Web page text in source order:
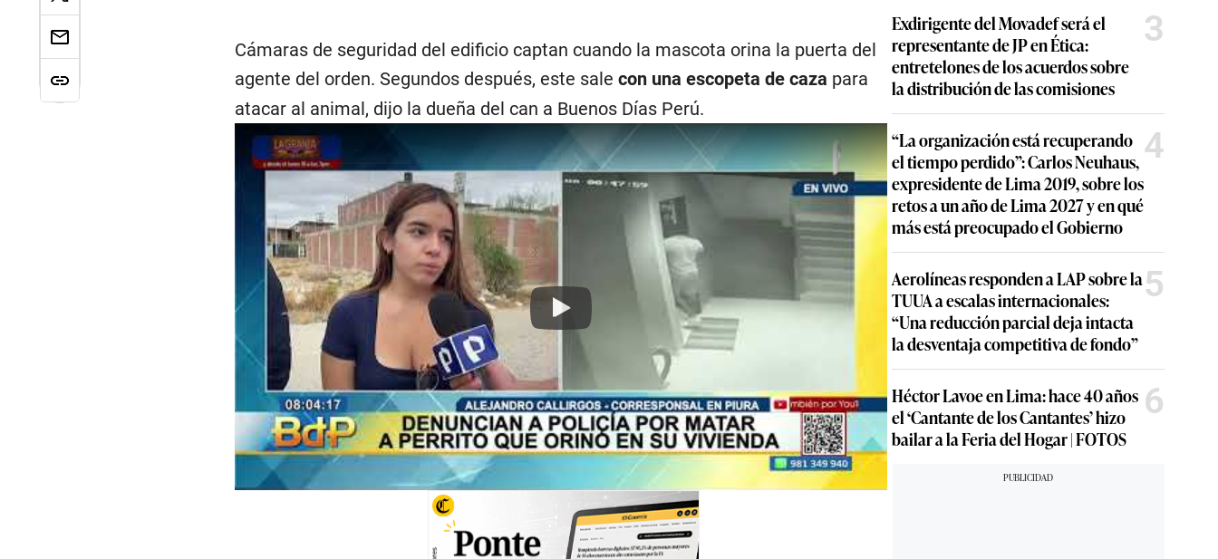
Cámaras de seguridad del edificio captan cuando la mascota orina la puerta del
agente del orden. Segundos después, este sale con una escopeta de caza para
atacar al animal, dijo la dueña del can a Buenos Días Perú.
Play
Exdirigente del Movadef será el
representante de JP en Ética:
entretelones de los acuerdos sobre
la distribución de las comisiones
3
“La organización está recuperando
el tiempo perdido”: Carlos Neuhaus,
expresidente de Lima 2019, sobre los
retos a un año de Lima 2027 y en qué
más está preocupado el Gobierno
4
Aerolíneas responden a LAP sobre la
TUUA a escalas internacionales:
“Una reducción parcial deja intacta
la desventaja competitiva de fondo”
5
Héctor Lavoe en Lima: hace 40 años
el ‘Cantante de los Cantantes’ hizo
bailar a la Feria del Hogar | FOTOS
6